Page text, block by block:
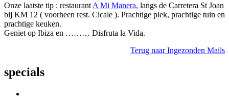
Onze laatste tip : restaurant A Mi Manera, langs de Carretera St Joan
bij KM 12 ( voorheen rest. Cicale ). Prachtige plek, prachtige tuin en
prachtige keuken.
Geniet op Ibiza en ……… Disfruta la Vida.
Terug naar Ingezonden Mails
specials